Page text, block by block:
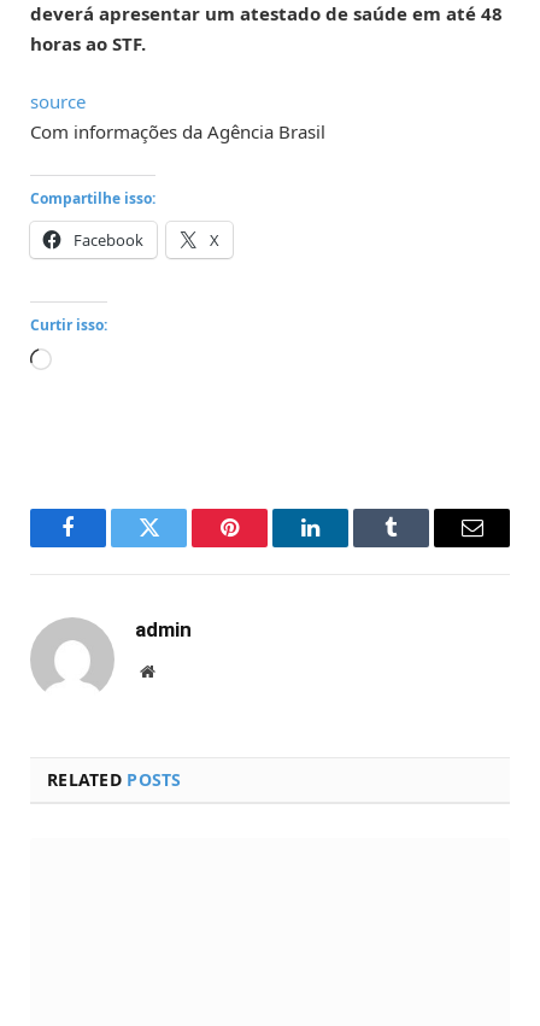
deverá apresentar um atestado de saúde em até 48
horas ao STF.
source
Com informações da Agência Brasil
Compartilhe isso:
Facebook X
Curtir isso:
Carregando...
FacebookTwitter Pinterest LinkedInTumblr Email
admin
Website
RELATED POSTS